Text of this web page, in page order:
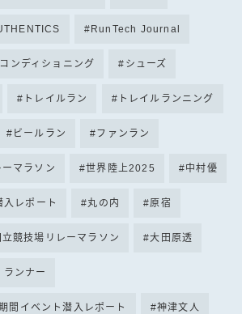
RunTech Journal
コンディショニング シューズ
トレイルラン トレイルランニング
ビールラン ファンラン
ーマラソン 世界陸上2025 中村優
レポート 丸の内 原宿
立競技場リレーマラソン 大田原透
ンナー
間イベント潜入レポート 神津文人